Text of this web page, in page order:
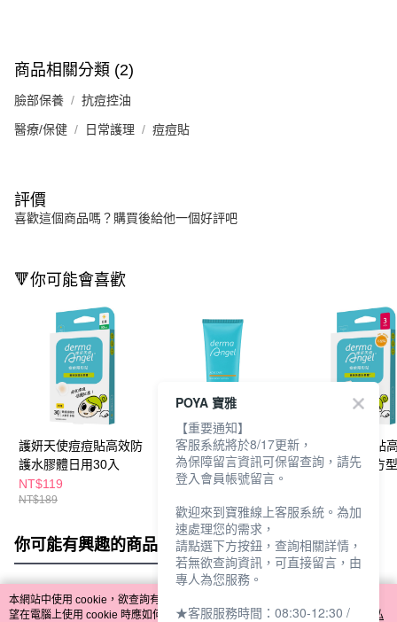
商品相關分類 (2)
臉部保養 抗痘控油
醫療/保健 日常護理 痘痘貼
評價
喜歡這個商品嗎？購買後給他一個好評吧
🔻你可能會喜歡
護妍天使痘痘貼高效防
護水膠體日用30入
NT$119
NT$189
護妍天使2%水楊酸煥
膚身體乳210ml
NT$599
護妍天使巧型貼
護水膠體3入-方型
你可能有興趣的商品 全站排行
熱門標籤
本網站中使用 cookie，欲查詢有關本網站使用 cookie 方式之詳情，及若您不希
望在電腦上使用 cookie 時應如何變更電腦的 cookie 設定，請參閱本網站「
隱私
POYA 寶雅
【重要通知】
客服系統將於8/17更新，
為保障留言資訊可保留查詢，請先
登入會員帳號留言。
歡迎來到寶雅線上客服系統。為加
速處理您的需求，
請點選下方按鈕，查詢相關詳情，
若無欲查詢資訊，可直接留言，由
專人為您服務。
★客服服務時間：08:30-12:30 /